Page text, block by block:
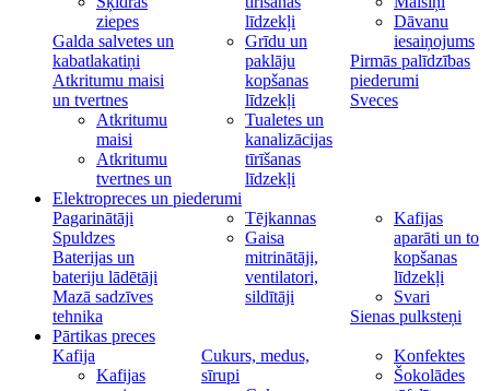
ziepes
Galda salvetes un
kabatlakatiņi
Atkritumu maisi
un tvertnes
Atkritumu
maisi
Atkritumu
tvertnes un
līdzekļi
Grīdu un
paklāju
kopšanas
līdzekļi
Tualetes un
kanalizācijas
tīrīšanas
līdzekļi
Dāvanu
iesaiņojums
Pirmās palīdzības
piederumi
Sveces
Elektropreces un piederumi
Pagarinātāji
Spuldzes
Baterijas un
bateriju lādētāji
Mazā sadzīves
tehnika
Tējkannas
Gaisa
mitrinātāji,
ventilatori,
sildītāji
Kafijas
aparāti un to
kopšanas
līdzekļi
Svari
Sienas pulksteņi
Pārtikas preces
Kafija
Kafijas
Cukurs, medus,
sīrupi
Konfektes
Šokolādes